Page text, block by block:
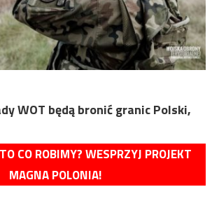
WOT będą bronić granic Polski,
CO ROBIMY? WESPRZYJ PROJEKT
MAGNA POLONIA!